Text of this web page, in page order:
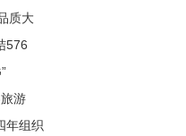
质大
576
游
年组织